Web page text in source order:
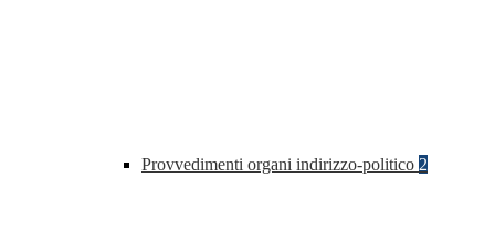
Provvedimenti organi indirizzo-politico 2